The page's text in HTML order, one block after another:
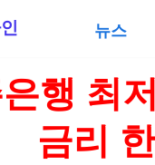
뉴스
행 최
금리